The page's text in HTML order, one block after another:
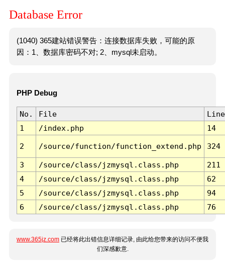
Database Error
(1040) 365建站错误警告：连接数据库失败，可能的原
因：1、数据库密码不对; 2、mysql未启动。
PHP Debug
No. File
Line
1
/index.php 14
2 /source/function/function_extend.php 324
3 /source/class/jzmysql.class.php
211
4
/source/class/jzmysql.class.php
62
5
/source/class/jzmysql.class.php
94
6
/source/class/jzmysql.class.php 76
www.365jz.com 已经将此出错信息详细记录, 由此给您带来的访问不便我
们深感歉意.